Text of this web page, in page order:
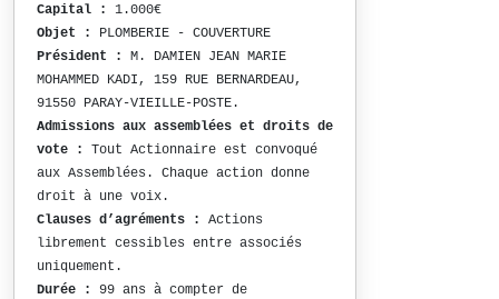
Capital :
1.000€
Objet :
PLOMBERIE - COUVERTURE
Président :
M. DAMIEN JEAN MARIE
MOHAMMED KADI, 159 RUE BERNARDEAU,
91550 PARAY-VIEILLE-POSTE.
Admissions aux assemblées et droits de
vote : Tout Actionnaire est convoqué
aux Assemblées. Chaque action donne
droit à une voix.
Clauses d’agréments :
Actions
librement cessibles entre associés
uniquement.
Durée :
99 ans à compter de